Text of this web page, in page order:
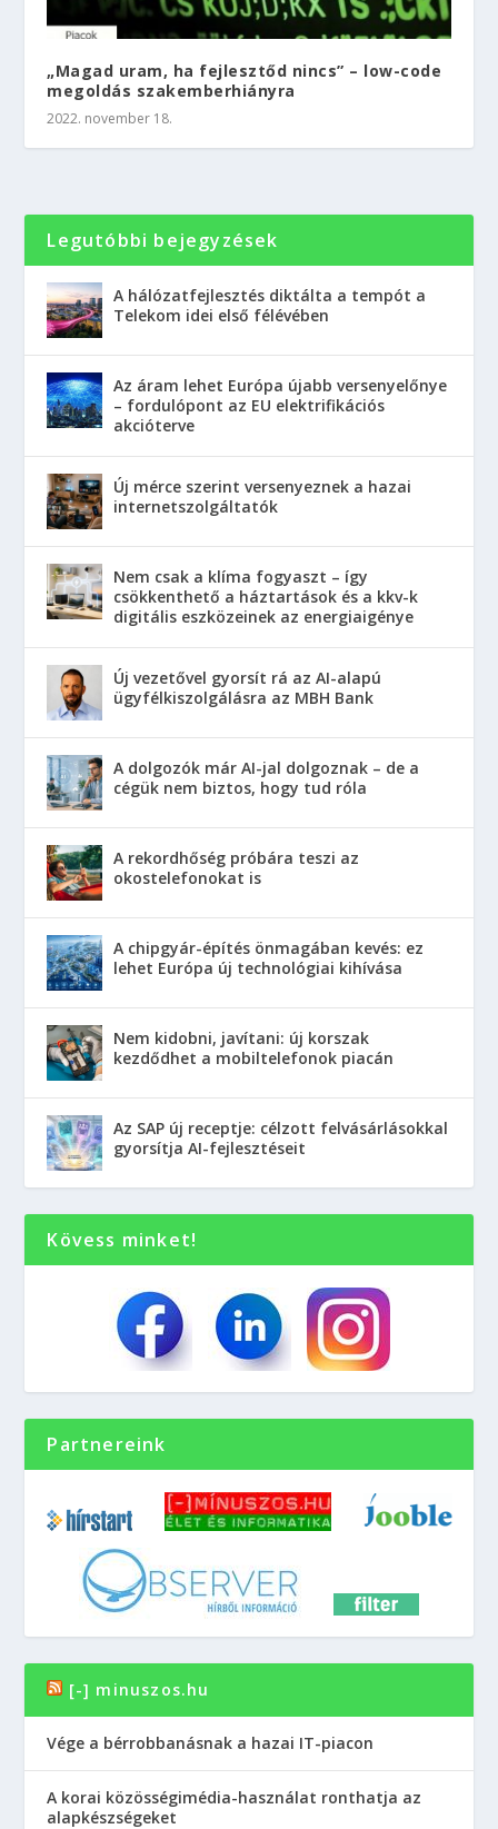
„Magad uram, ha fejlesztőd nincs” – low-code
megoldás szakemberhiányra
2022. november 18.
Legutóbbi bejegyzések
A hálózatfejlesztés diktálta a tempót a
Telekom idei első félévében
Az áram lehet Európa újabb versenyelőnye
– fordulópont az EU elektrifikációs
akcióterve
Új mérce szerint versenyeznek a hazai
internetszolgáltatók
Nem csak a klíma fogyaszt – így
csökkenthető a háztartások és a kkv-k
digitális eszközeinek az energiaigénye
Új vezetővel gyorsít rá az AI-alapú
ügyfélkiszolgálásra az MBH Bank
A dolgozók már AI-jal dolgoznak – de a
cégük nem biztos, hogy tud róla
A rekordhőség próbára teszi az
okostelefonokat is
A chipgyár-építés önmagában kevés: ez
lehet Európa új technológiai kihívása
Nem kidobni, javítani: új korszak
kezdődhet a mobiltelefonok piacán
Az SAP új receptje: célzott felvásárlásokkal
gyorsítja AI-fejlesztéseit
Kövess minket!
Partnereink
[-] minuszos.hu
Vége a bérrobbanásnak a hazai IT-piacon
A korai közösségimédia-használat ronthatja az
alapkészségeket